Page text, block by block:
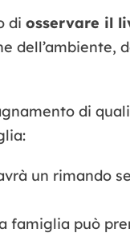
di osservare il
dell’ambiente,
di
un rimando
famiglia può